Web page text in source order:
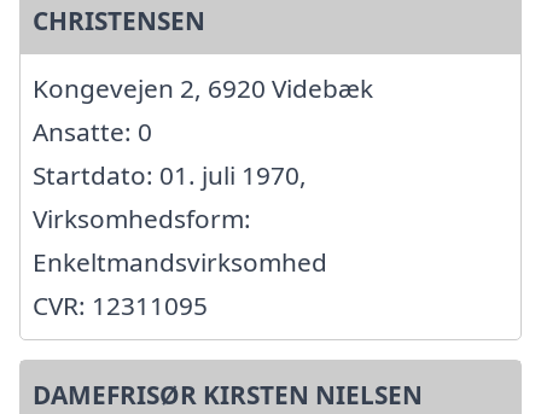
CHRISTENSEN
Kongevejen 2, 6920 Videbæk
Ansatte: 0
Startdato: 01. juli 1970,
Virksomhedsform:
Enkeltmandsvirksomhed
CVR: 12311095
DAMEFRISØR KIRSTEN NIELSEN